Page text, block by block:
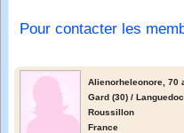
Pour contacter les
Alienorheleonore, 70
Gard (30) /
Roussillon
France